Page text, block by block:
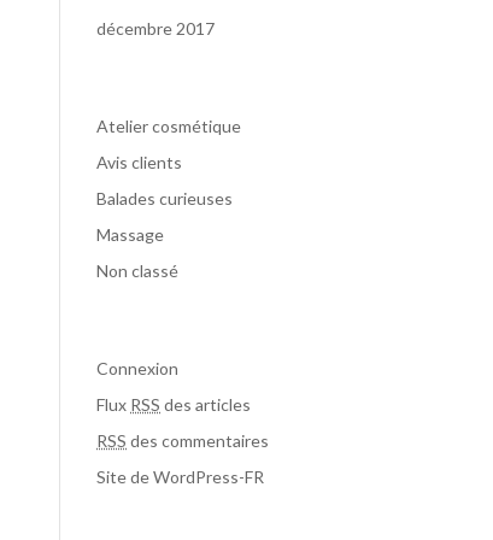
décembre 2017
Atelier cosmétique
Avis clients
Balades curieuses
Massage
Non classé
Connexion
Flux RSS des articles
RSS des commentaires
Site de WordPress-FR